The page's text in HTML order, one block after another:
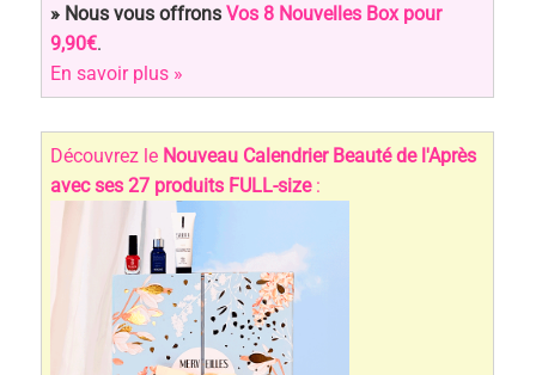
» Nous vous offronsVos 8 Nouvelles Box pour
9,90€.
En savoir plus »
Découvrez le Nouveau Calendrier Beauté de l'Après
avec ses 27 produits FULL-size: